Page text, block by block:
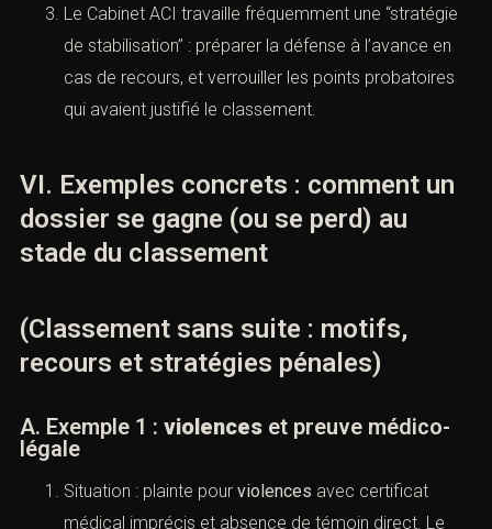
Un classement est une respiration, pas toujours un
“bouclier définitif”. Le risque pratique est la
réactivation sur élément nouveau ou la bascule
vers une plainte avec constitution de partie civile.
a. Conserver toutes les pièces et échanges du
dossier (versions, preuves d’absence, justificatifs).
b. Éviter tout contact inutile avec le plaignant,
surtout si des tensions subsistent.
entourage, messages) : ce qui est écrit peut
redevenir une pièce.
“stratégie de stabilisation” : préparer la défense à
l’avance en cas de recours, et verrouiller les points
probatoires qui avaient justifié le classement.